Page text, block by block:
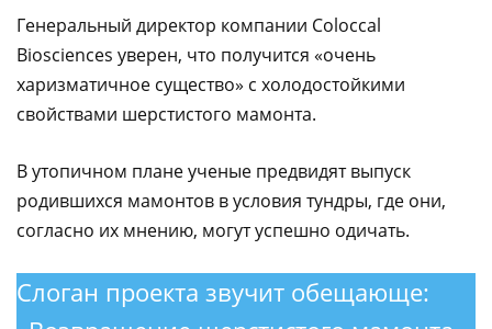
Генеральный директор компании Coloccal
Biosciences уверен, что получится «очень
харизматичное существо» с холодостойкими
свойствами шерстистого мамонта.
В утопичном плане ученые предвидят выпуск
родившихся мамонтов в условия тундры, где они,
согласно их мнению, могут успешно одичать.
Слоган проекта звучит обещающе: